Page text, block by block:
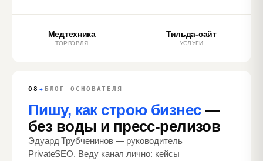
Медтехника
ТОРГОВЛЯ
Тильда‑сайт
УСЛУГИ
08 ✦ БЛОГ ОСНОВАТЕЛЯ
Пишу, как строю бизнес—
без воды и пресс‑релизов
Эдуард Трубченинов — руководитель
PrivateSEO. Веду канал лично: кейсы